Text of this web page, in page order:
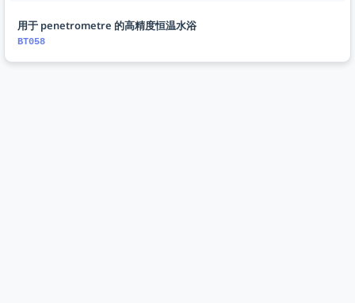
用于 penetrometre 的高精度恒温水浴
BT058